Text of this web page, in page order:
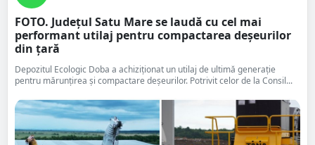
FOTO. Județul Satu Mare se laudă cu cel mai
performant utilaj pentru compactarea deșeurilor
din țară
Depozitul Ecologic Doba a achiziționat un utilaj de ultimă generație
pentru mărunțirea și compactare deșeurilor. Potrivit celor de la Consil...